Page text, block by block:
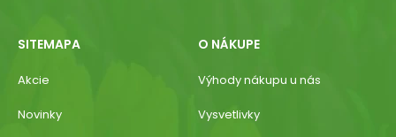
SITEMAPA
Akcie
Novinky
O NÁKUPE
Výhody nákupu u nás
Vysvetlivky